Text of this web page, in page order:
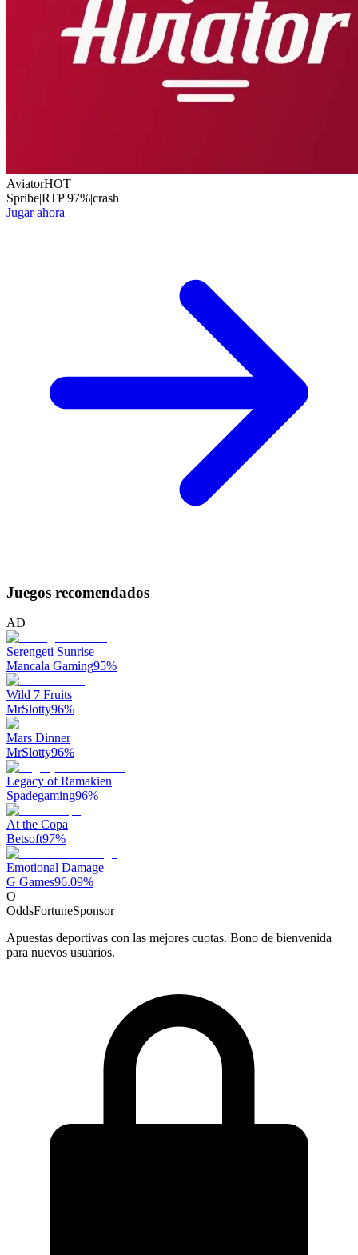
AviatorHOT
Spribe|RTP97%|crash
Jugar ahora
Juegos recomendados
AD
Serengeti Sunrise
Mancala Gaming95%
Wild 7 Fruits
MrSlotty96%
Mars Dinner
MrSlotty96%
Legacy of Ramakien
Spadegaming96%
At the Copa
Betsoft97%
Emotional Damage
G Games96.09%
O
OddsFortuneSponsor
Apuestas deportivas con las mejores cuotas. Bono de bienvenida
para nuevos usuarios.